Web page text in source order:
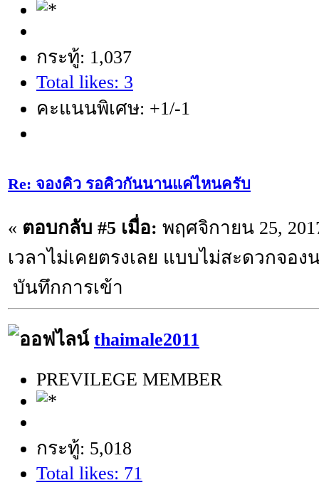
กระทู้: 1,037
Total likes: 3
คะแนนพิเศษ: +1/-1
Re: จองคิว รอคิวกันนานแค่ไหนครับ
« ตอบกลับ #5 เมื่อ: พฤศจิกายน 25,
เวลาไม่เคยตรงเลย แบบไม่สะดวกจอง
บันทึกการเข้า
thaimale2011
PREVILEGE MEMBER
กระทู้: 5,018
Total likes: 71